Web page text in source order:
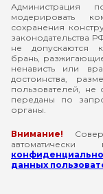
Администрация
модерировать
сохранения
законодательства
не допускаются
брань,
ненависть или
достоинства,
пользователей, не
переданы по
органы.
Внимание!
данных